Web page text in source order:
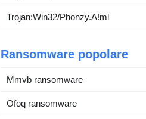
Trojan:Win32/Phonzy.A!ml
Ransomware popolare
Mmvb ransomware
Ofoq ransomware